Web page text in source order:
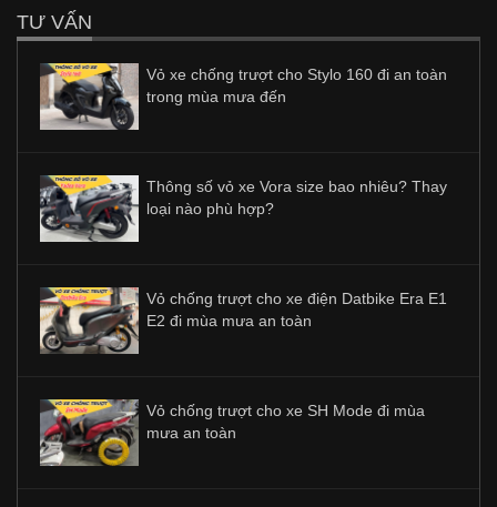
TƯ VẤN
Vỏ xe chống trượt cho Stylo 160 đi an toàn
trong mùa mưa đến
Thông số vỏ xe Vora size bao nhiêu? Thay
loại nào phù hợp?
Vỏ chống trượt cho xe điện Datbike Era E1
E2 đi mùa mưa an toàn
Vỏ chống trượt cho xe SH Mode đi mùa
mưa an toàn